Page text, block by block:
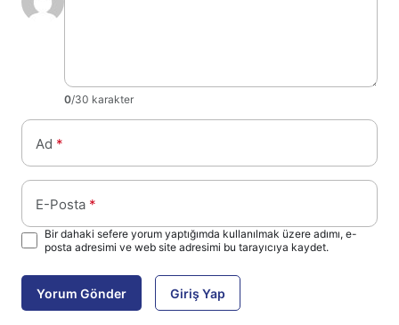
0/30 karakter
Ad *
E-Posta *
Bir dahaki sefere yorum yaptığımda kullanılmak üzere adımı, e-
posta adresimi ve web site adresimi bu tarayıcıya kaydet.
Yorum Gönder Giriş Yap